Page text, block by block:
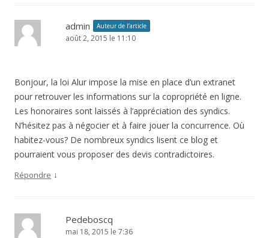
admin Auteur de l’article
août 2, 2015 le 11:10
Bonjour, la loi Alur impose la mise en place d’un extranet
pour retrouver les informations sur la copropriété en ligne.
Les honoraires sont laissés à l’appréciation des syndics.
N’hésitez pas à négocier et à faire jouer la concurrence. Où
habitez-vous? De nombreux syndics lisent ce blog et
pourraient vous proposer des devis contradictoires.
Répondre ↓
Pedeboscq
mai 18, 2015 le 7:36